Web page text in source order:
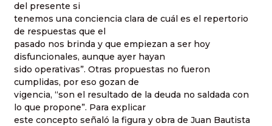
del presente si
tenemos una conciencia clara de cuál es el repertorio
de respuestas que el
pasado nos brinda y que empiezan a ser hoy
disfuncionales, aunque ayer hayan
sido operativas”. Otras propuestas no fueron
cumplidas, por eso gozan de
vigencia, “son el resultado de la deuda no saldada con
lo que propone”. Para explicar
este concepto señaló la figura y obra de Juan Bautista